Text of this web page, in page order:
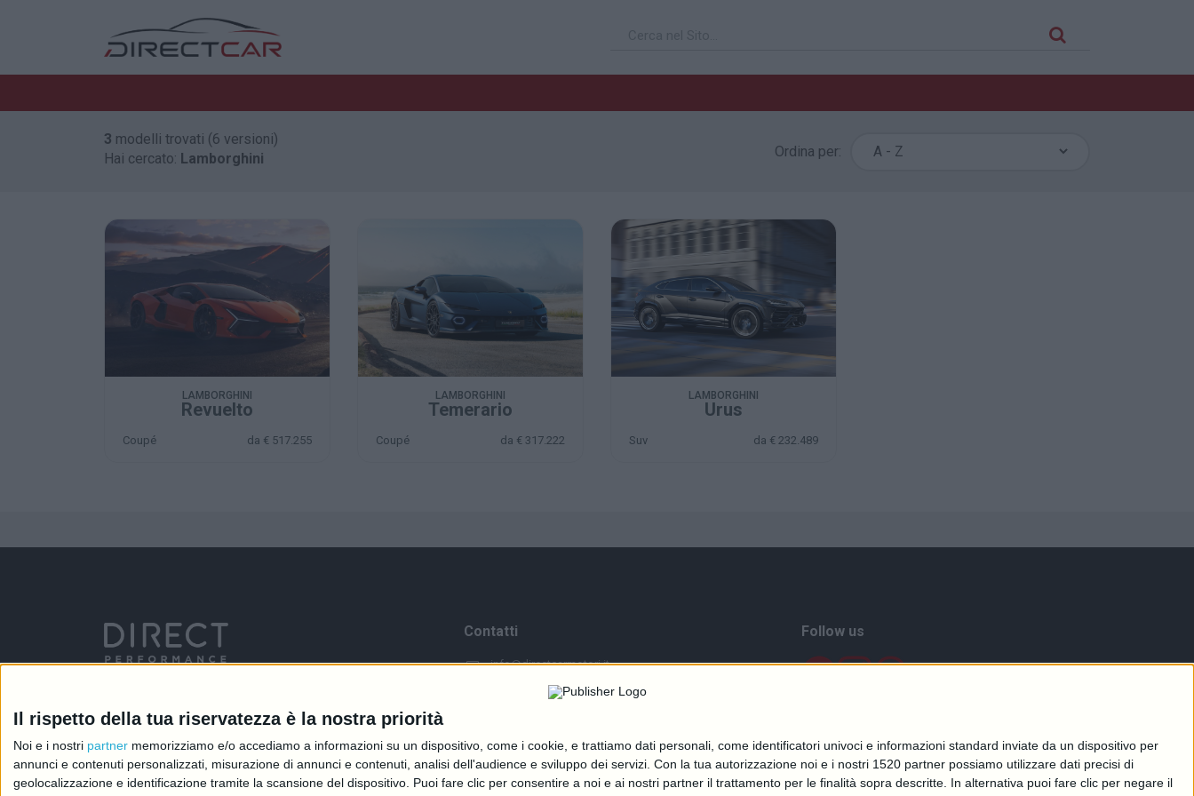
Il rispetto della tua riservatezza è la nostra priorità
Noi e i nostri partner memorizziamo e/o accediamo a informazioni su un dispositivo, come i cookie, e trattiamo dati personali, come identificatori univoci e informazioni standard inviate da un dispositivo per
annunci e contenuti personalizzati, misurazione di annunci e contenuti, analisi dell'audience e sviluppo dei servizi. Con la tua autorizzazione noi e i nostri 1520 partner possiamo utilizzare dati precisi di
geolocalizzazione e identificazione tramite la scansione del dispositivo. Puoi fare clic per consentire a noi e ai nostri partner il trattamento per le finalità sopra descritte. In alternativa puoi fare clic per negare il
3 modelli trovati (6 versioni)
Hai cercato: Lamborghini Ordina per:
LAMBORGHINI
Revuelto
Coupé da € 517.255
LAMBORGHINI
Temerario
Coupé da € 317.222
LAMBORGHINI
Urus
Suv da € 232.489
R.E.A.: MI-2081245
Capitale Sociale: 46.336,00 i.v.
Contatti
info@directcarmotori.it
+39 02 6474 1401
Edificio Sedici
Follow us